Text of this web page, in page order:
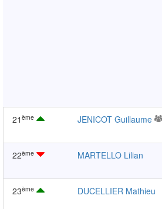
21 ème JENICOT Guillaume
22ème MARTELLO Lilian
23ème DUCELLIER Mathieu